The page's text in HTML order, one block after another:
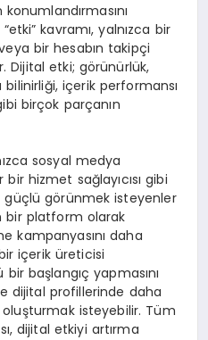
kavramı, yalnızca bir
bir hesabın takipçi
Dijital etki; görünürlük,
içerik performansı
birçok parçanın
sosyal medya
hizmet sağlayıcısı gibi
görünmek isteyenler
bir platform olarak
kampanyasını daha
içerik üreticisi
başlangıç yapmasını
dijital profillerinde daha
isteyebilir. Tüm
dijital etkiyi artırma